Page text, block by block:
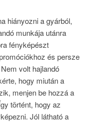
hiányozni a gyárból,
munkája utánra
fényképészt
és persze
volt hajlandó
hogy miután a
menjen be hozzá a
történt, hogy az
Jól látható a